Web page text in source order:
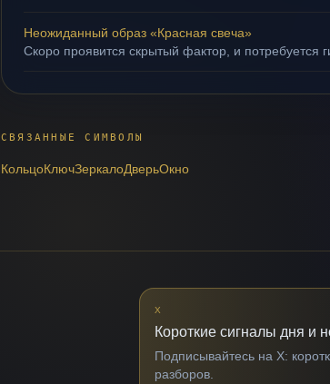
Неожиданный образ «Красная свеча»
Скоро проявится скрытый фактор, и потребуется
СВЯЗАННЫЕ СИМВОЛЫ
КольцоКлючЗеркалоДверьОкно
X
Короткие сигналы дня и
Подписывайтесь на X:
разборов.